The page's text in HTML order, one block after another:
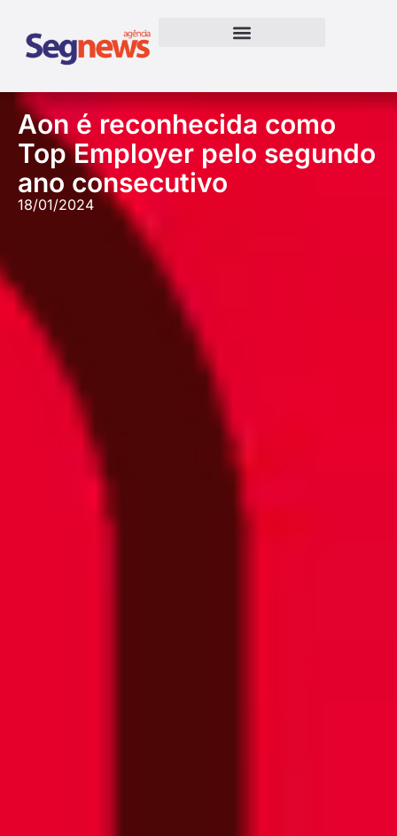
Aon é reconhecida como
Top Employer pelo segundo
ano consecutivo
18/01/2024